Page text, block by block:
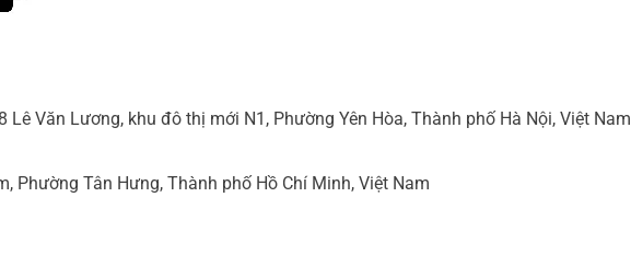
Văn Lương, khu đô thị mới N1, Phường Yên Hòa, Thành phố Hà Nội, Việt Nam
Phường Tân Hưng, Thành phố Hồ Chí Minh, Việt Nam